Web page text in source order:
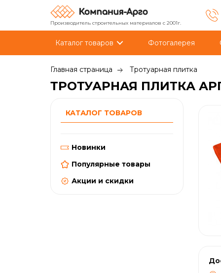
Производитель строительных материалов с 2001г.
Каталог товаров Фотогалерея
Главная страница Тротуарная плитка
ТРОТУАРНАЯ ПЛИТКА
КАТАЛОГ ТОВАРОВ
Новинки
Популярные товары
Акции и скидки